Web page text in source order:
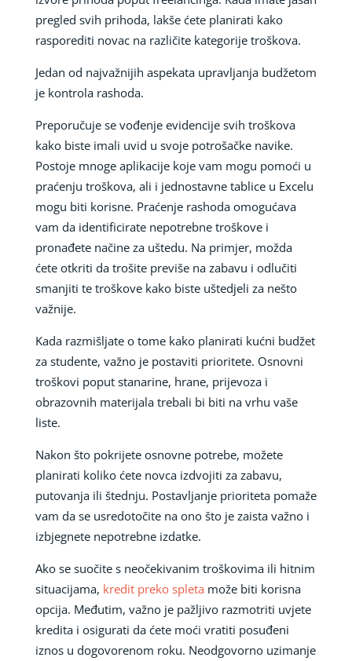
pregled svih prihoda, lakše ćete planirati kako
rasporediti novac na različite kategorije troškova.
Jedan od najvažnijih aspekata upravljanja budžetom
je kontrola rashoda.
Preporučuje se vođenje evidencije svih troškova
kako biste imali uvid u svoje potrošačke navike.
Postoje mnoge aplikacije koje vam mogu pomoći u
praćenju troškova, ali i jednostavne tablice u Excelu
mogu biti korisne. Praćenje rashoda omogućava
vam da identificirate nepotrebne troškove i
pronađete načine za uštedu. Na primjer, možda
ćete otkriti da trošite previše na zabavu i odlučiti
smanjiti te troškove kako biste uštedjeli za nešto
važnije.
Kada razmišljate o tome kako planirati kućni budžet
za studente, važno je postaviti prioritete. Osnovni
troškovi poput stanarine, hrane, prijevoza i
obrazovnih materijala trebali bi biti na vrhu vaše
liste.
Nakon što pokrijete osnovne potrebe, možete
planirati koliko ćete novca izdvojiti za zabavu,
putovanja ili štednju. Postavljanje prioriteta pomaže
vam da se usredotočite na ono što je zaista važno i
izbjegnete nepotrebne izdatke.
Ako se suočite s neočekivanim troškovima ili hitnim
situacijama, kredit preko spleta može biti korisna
opcija. Međutim, važno je pažljivo razmotriti uvjete
kredita i osigurati da ćete moći vratiti posuđeni
iznos u dogovorenom roku. Neodgovorno uzimanje